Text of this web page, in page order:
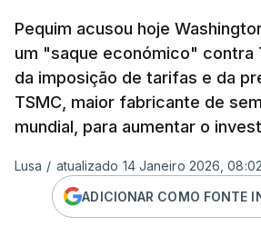
Pequim acusou hoje
um "saque económico" contra
da imposição de tarifas e da
TSMC, maior fabricante de
mundial, para aumentar o
Lusa / atualizado 14 Janeiro 2026, 08:02
ADICIONAR COMO FONTE